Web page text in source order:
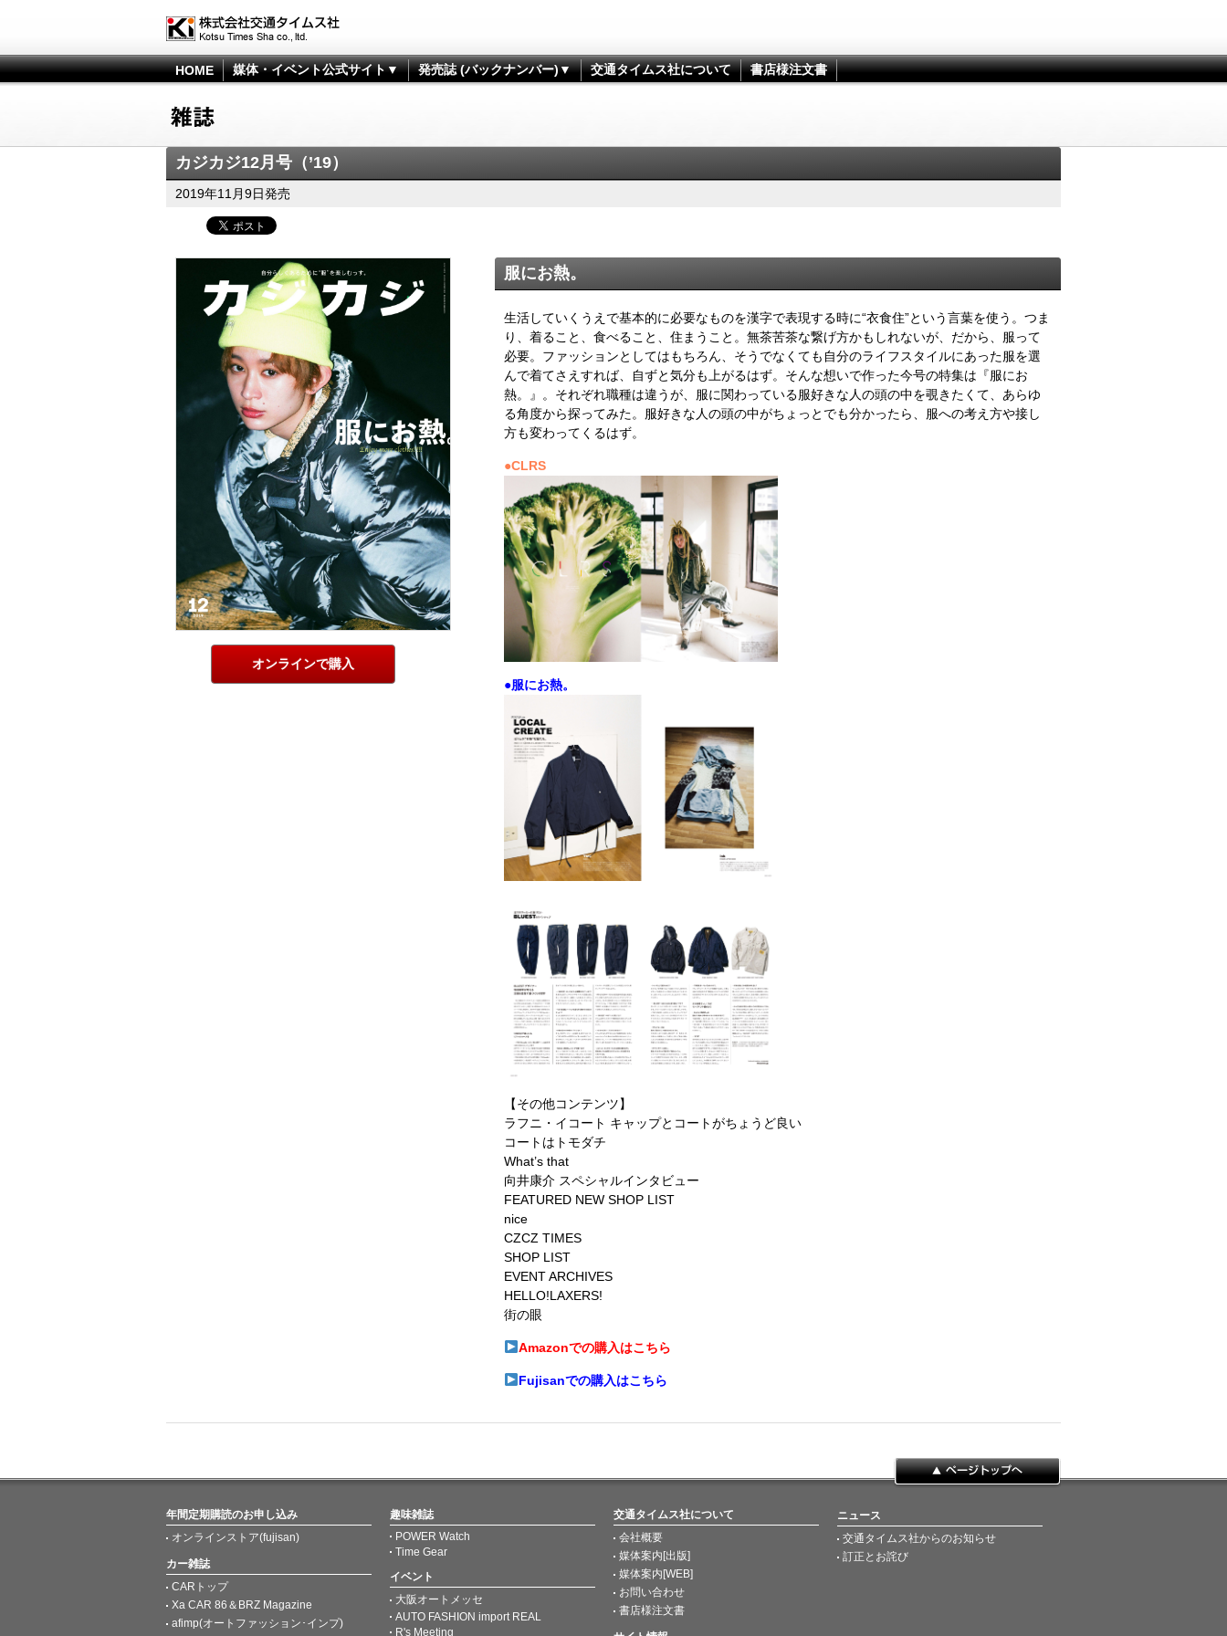
HOME 媒体・イベント公式サイト▼ 発売誌 (バックナンバー)▼ 交通タイムス社について 書店様注文書
カジカジ12月号（’19）
2019年11月9日発売
オンラインで購入
服にお熱。
生活していくうえで基本的に必要なものを漢字で表現する時に“衣食住”という言葉を使う。つま
り、着ること、食べること、住まうこと。無茶苦茶な繋げ方かもしれないが、だから、服って
必要。ファッションとしてはもちろん、そうでなくても自分のライフスタイルにあった服を選
んで着てさえすれば、自ずと気分も上がるはず。そんな想いで作った今号の特集は『服にお
熱。』。それぞれ職種は違うが、服に関わっている服好きな人の頭の中を覗きたくて、あらゆ
る角度から探ってみた。服好きな人の頭の中がちょっとでも分かったら、服への考え方や接し
方も変わってくるはず。
●CLRS
●服にお熱。
【その他コンテンツ】
ラフニ・イコート キャップとコートがちょうど良い
コートはトモダチ
What’s that
向井康介 スペシャルインタビュー
FEATURED NEW SHOP LIST
nice
CZCZ TIMES
SHOP LIST
EVENT ARCHIVES
HELLO!LAXERS!
街の眼
Amazonでの購入はこちら
Fujisanでの購入はこちら
年間定期購読のお申し込み
オンラインストア(fujisan)
カー雑誌
CARトップ
Xa CAR 86＆BRZ Magazine
afimp(オートファッション･インプ)
趣味雑誌
POWER Watch
Time Gear
イベント
大阪オートメッセ
AUTO FASHION import REAL
R's Meeting
交通タイムス社について
会社概要
媒体案内[出版]
媒体案内[WEB]
お問い合わせ
書店様注文書
ニュース
交通タイムス社からのお知らせ
訂正とお詫び